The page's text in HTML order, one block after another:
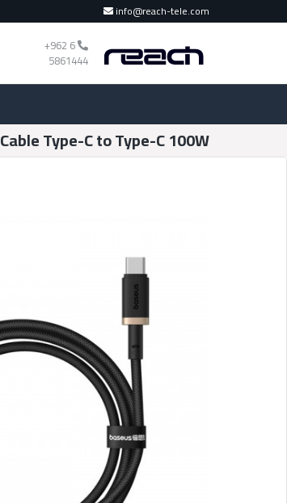
info@reach-tele.com
‎+962 6
5861444
Type-C to Type-C 100W